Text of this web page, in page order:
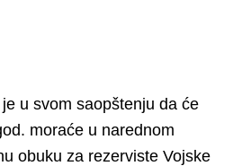
u svom saopštenju da će
moraće u narednom
obuku za rezerviste Vojske